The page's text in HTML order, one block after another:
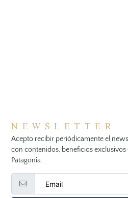
NEWSLETTER
Acepto recibir periódicamente el
con contenidos, beneficios exclusivos
Patagonia.